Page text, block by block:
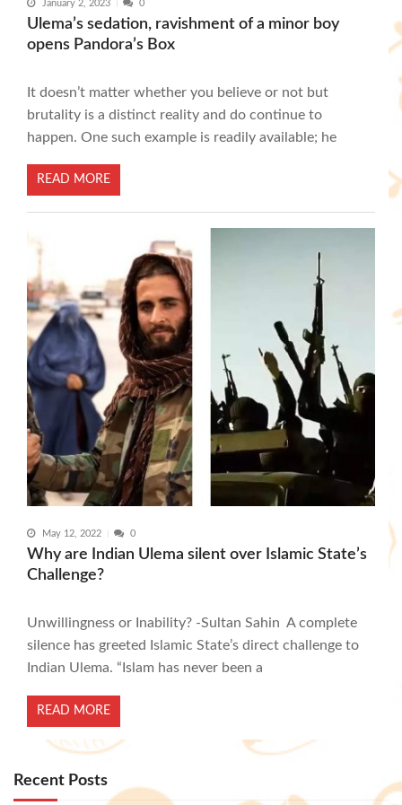
January 2, 2023 0
Ulema’s sedation, ravishment of a minor boy
opens Pandora’s Box
It doesn’t matter whether you believe or not but
brutality is a distinct reality and do continue to
happen. One such example is readily available; he
READ MORE
May 12, 2022 0
Why are Indian Ulema silent over Islamic State’s
Challenge?
Unwillingness or Inability? -Sultan Sahin A complete
silence has greeted Islamic State’s direct challenge to
Indian Ulema. “Islam has never been a
READ MORE
Recent Posts